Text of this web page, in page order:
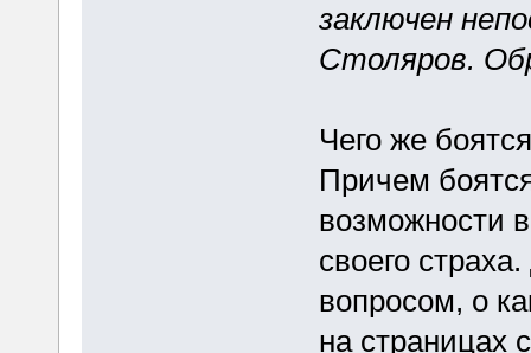
заключен
Столяров.
Чего же
Причем
возможности
своего
вопросом, о
на страницах